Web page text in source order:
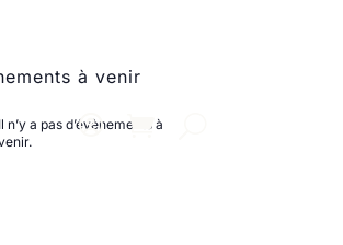
à venir
Il n’y a pas d’évènements à